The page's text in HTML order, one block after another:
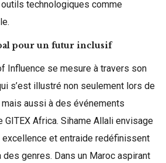
technologiques comme
pour un futur inclusif
Influence se mesure à travers son
s’est illustré non seulement lors de
aussi à des événements
GITEX Africa. Sihame Allali envisage
excellence et entraide redéfinissent
genres. Dans un Maroc aspirant